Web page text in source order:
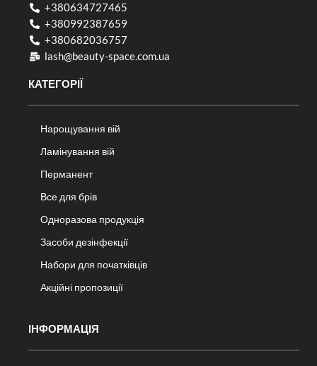
+380634727465
+380992387659
+380682036757​
lash@beauty-space.com.ua
КАТЕГОРІЇ
Нарощування вій
Ламінування вій
Перманент
Все для брів
Одноразова продукція
Засоби дезінфекції
Набори для початківців
Акційні пропозиції
ІНФОРМАЦІЯ